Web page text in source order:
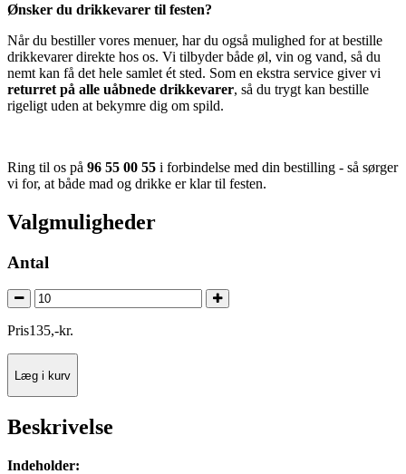
Ønsker du drikkevarer til festen?
Når du bestiller vores menuer, har du også mulighed for at bestille
drikkevarer direkte hos os. Vi tilbyder både øl, vin og vand, så du
nemt kan få det hele samlet ét sted. Som en ekstra service giver vi
returret på alle uåbnede drikkevarer, så du trygt kan bestille
rigeligt uden at bekymre dig om spild.
Ring til os på 96 55 00 55 i forbindelse med din bestilling - så sørger
vi for, at både mad og drikke er klar til festen.
Valgmuligheder
Antal
Pris135,-kr.
Læg i kurv
Beskrivelse
Indeholder: